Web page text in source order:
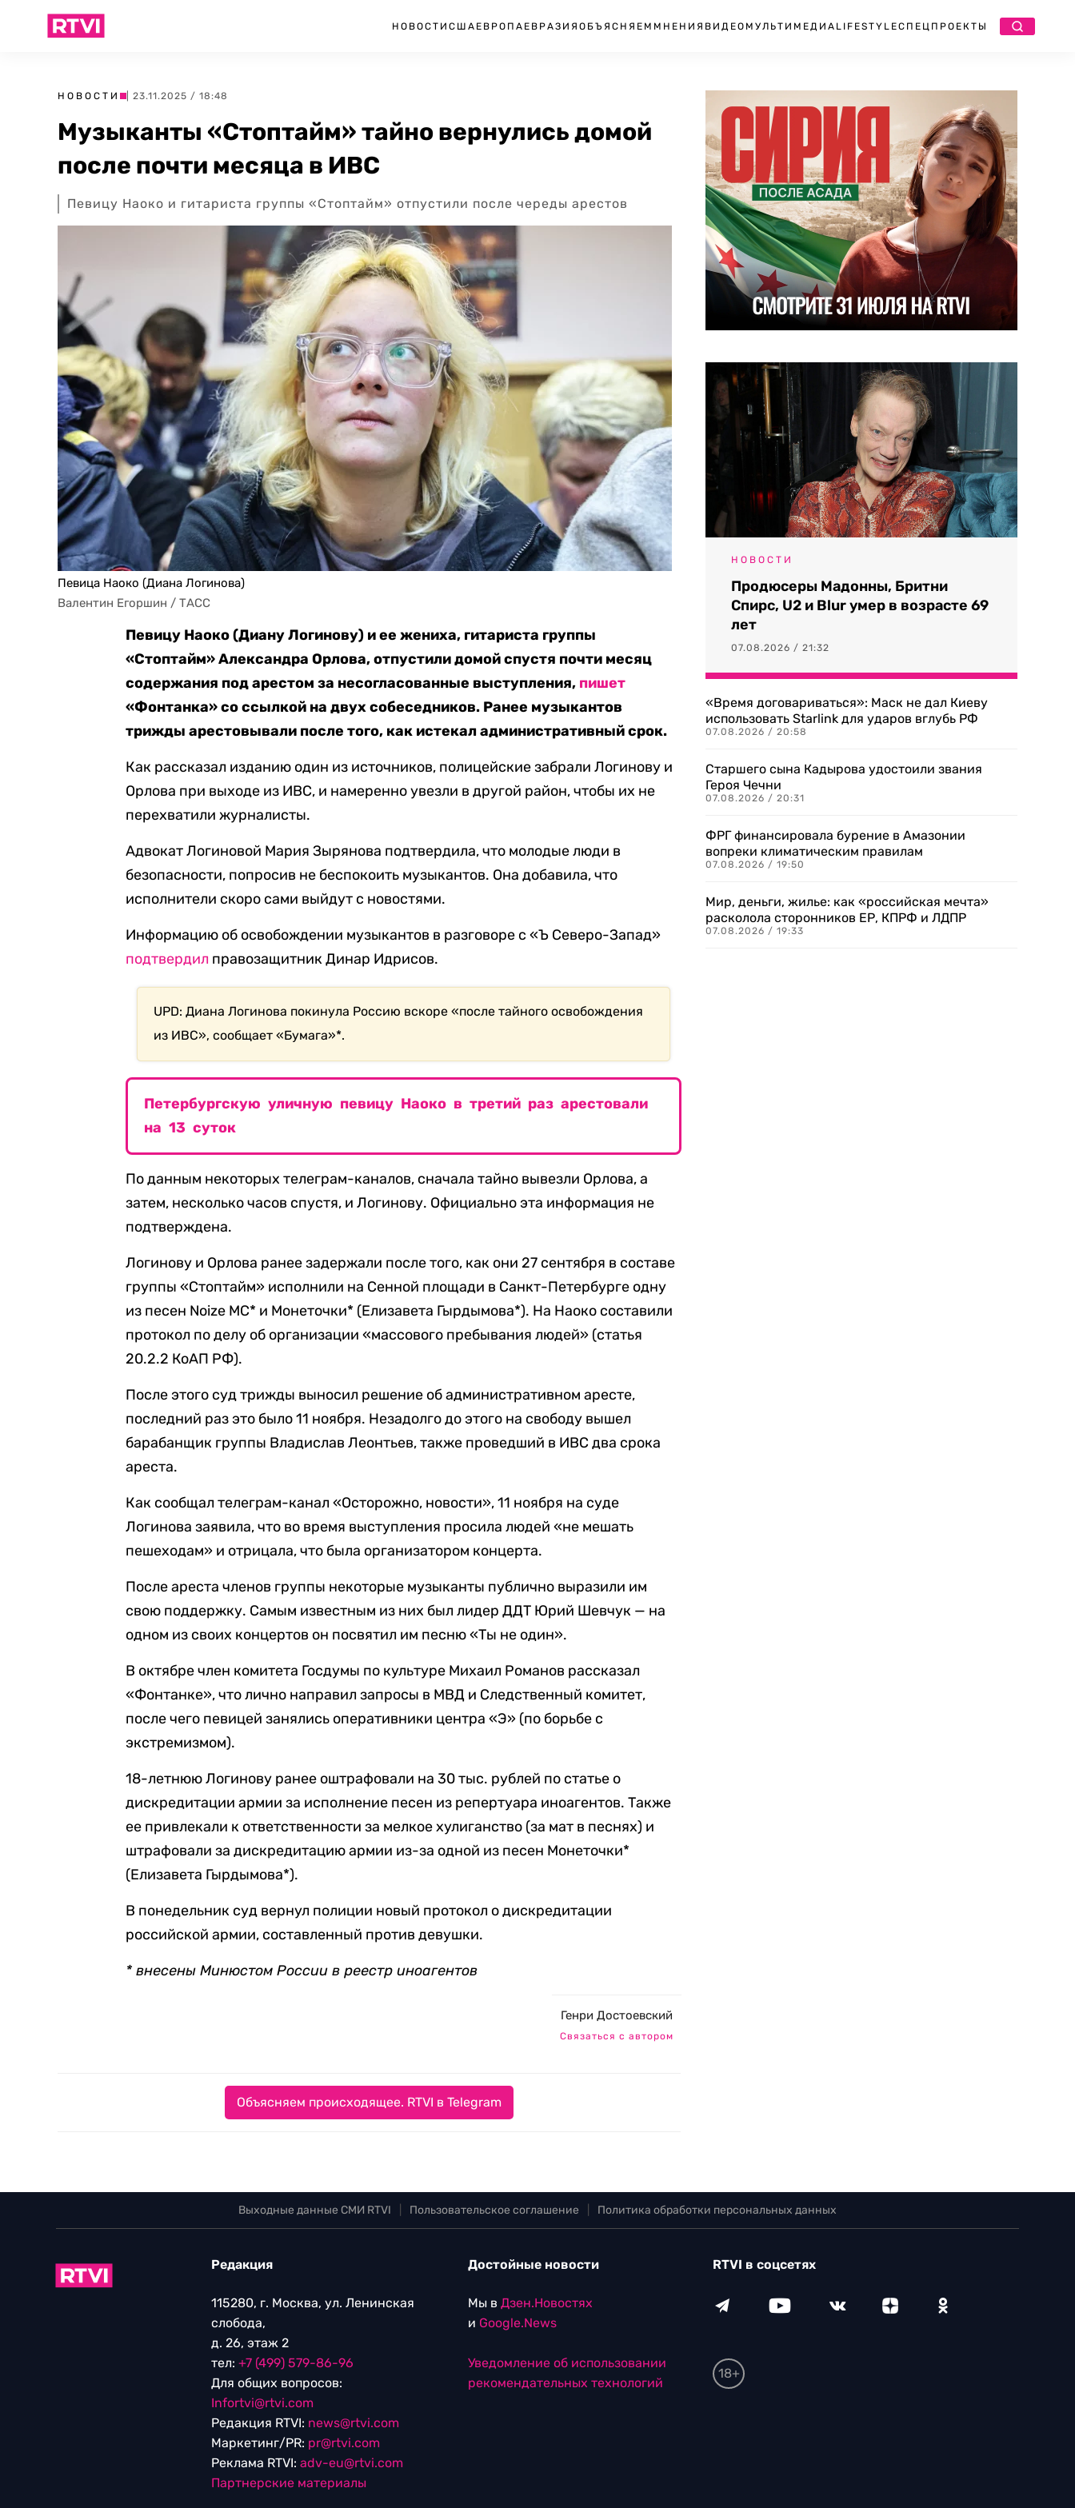
НОВОСТИ США ЕВРОПА ЕВРАЗИЯ ОБЪЯСНЯЕМ МНЕНИЯ ВИДЕО МУЛЬТИМЕДИА LIFESTYLEСПЕЦПРОЕКТЫ
НОВОСТИ | 23.11.2025 / 18:48
Музыканты «Стоптайм» тайно вернулись домой
после почти месяца в ИВС
Певицу Наоко и гитариста группы «Стоптайм» отпустили после череды арестов
Певица Наоко (Диана Логинова)
Валентин Егоршин / ТАСС
Певицу Наоко (Диану Логинову) и ее жениха, гитариста группы
«Стоптайм» Александра Орлова, отпустили домой спустя почти месяц
содержания под арестом за несогласованные выступления, пишет
«Фонтанка» со ссылкой на двух собеседников. Ранее музыкантов
трижды арестовывали после того, как истекал административный срок.
Как рассказал изданию один из источников, полицейские забрали Логинову и
Орлова при выходе из ИВС, и намеренно увезли в другой район, чтобы их не
перехватили журналисты.
Адвокат Логиновой Мария Зырянова подтвердила, что молодые люди в
безопасности, попросив не беспокоить музыкантов. Она добавила, что
исполнители скоро сами выйдут с новостями.
Информацию об освобождении музыкантов в разговоре с «Ъ Северо-Запад»
подтвердил правозащитник Динар Идрисов.
UPD: Диана Логинова покинула Россию вскоре «после тайного освобождения
из ИВС», сообщает «Бумага»*.
Петербургскую уличную певицу Наоко в третий раз арестовали
на 13 суток
По данным некоторых телеграм-каналов, сначала тайно вывезли Орлова, а
затем, несколько часов спустя, и Логинову. Официально эта информация не
подтверждена.
Логинову и Орлова ранее задержали после того, как они 27 сентября в составе
группы «Стоптайм» исполнили на Сенной площади в Санкт-Петербурге одну
из песен Noize MC* и Монеточки* (Елизавета Гырдымова*). На Наоко составили
протокол по делу об организации «массового пребывания людей» (статья
20.2.2 КоАП РФ).
После этого суд трижды выносил решение об административном аресте,
последний раз это было 11 ноября. Незадолго до этого на свободу вышел
барабанщик группы Владислав Леонтьев, также проведший в ИВС два срока
ареста.
Как сообщал телеграм-канал «Осторожно, новости», 11 ноября на суде
Логинова заявила, что во время выступления просила людей «не мешать
пешеходам» и отрицала, что была организатором концерта.
После ареста членов группы некоторые музыканты публично выразили им
свою поддержку. Самым известным из них был лидер ДДТ Юрий Шевчук — на
одном из своих концертов он посвятил им песню «Ты не один».
В октябре член комитета Госдумы по культуре Михаил Романов рассказал
«Фонтанке», что лично направил запросы в МВД и Следственный комитет,
после чего певицей занялись оперативники центра «Э» (по борьбе с
экстремизмом).
18-летнюю Логинову ранее оштрафовали на 30 тыс. рублей по статье о
дискредитации армии за исполнение песен из репертуара иноагентов. Также
ее привлекали к ответственности за мелкое хулиганство (за мат в песнях) и
штрафовали за дискредитацию армии из-за одной из песен Монеточки*
(Елизавета Гырдымова*).
В понедельник суд вернул полиции новый протокол о дискредитации
российской армии, составленный против девушки.
* внесены Минюстом России в реестр иноагентов
Генри Достоевский
Связаться с автором
Объясняем происходящее. RTVI в Telegram
НОВОСТИ
Продюсеры Мадонны, Бритни
Спирс, U2 и Blur умер в возрасте 69
лет
07.08.2026 / 21:32
«Время договариваться»: Маск не дал Киеву
использовать Starlink для ударов вглубь РФ
07.08.2026 / 20:58
Старшего сына Кадырова удостоили звания
Героя Чечни
07.08.2026 / 20:31
ФРГ финансировала бурение в Амазонии
вопреки климатическим правилам
07.08.2026 / 19:50
Мир, деньги, жилье: как «российская мечта»
расколола сторонников ЕР, КПРФ и ЛДПР
07.08.2026 / 19:33
Выходные данные СМИ RTVI Пользовательское соглашение Политика обработки персональных данных
Редакция
115280, г. Москва, ул. Ленинская
слобода,
д. 26, этаж 2
тел: +7 (499) 579-86-96
Для общих вопросов:
Infortvi@rtvi.com
Редакция RTVI: news@rtvi.com
Маркетинг/PR: pr@rtvi.com
Реклама RTVI: adv-eu@rtvi.com
Партнерские материалы
Достойные новости
Мы в Дзен.Новостях
и Google.News
Уведомление об использовании
рекомендательных технологий
RTVI в соцсетях
18+